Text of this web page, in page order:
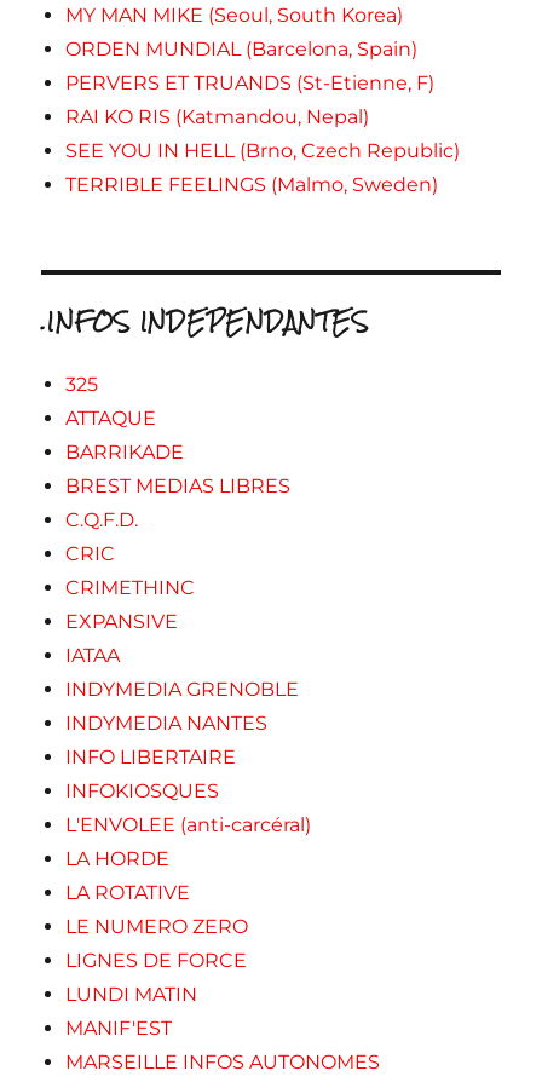
MY MAN MIKE (Seoul, South Korea)
ORDEN MUNDIAL (Barcelona, Spain)
PERVERS ET TRUANDS (St-Etienne, F)
RAI KO RIS (Katmandou, Nepal)
SEE YOU IN HELL (Brno, Czech Republic)
TERRIBLE FEELINGS (Malmo, Sweden)
.INFOS INDEPENDANTES
325
ATTAQUE
BARRIKADE
BREST MEDIAS LIBRES
C.Q.F.D.
CRIC
CRIMETHINC
EXPANSIVE
IATAA
INDYMEDIA GRENOBLE
INDYMEDIA NANTES
INFO LIBERTAIRE
INFOKIOSQUES
L'ENVOLEE (anti-carcéral)
LA HORDE
LA ROTATIVE
LE NUMERO ZERO
LIGNES DE FORCE
LUNDI MATIN
MANIF'EST
MARSEILLE INFOS AUTONOMES